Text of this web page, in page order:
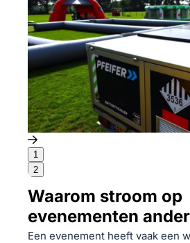
1
2
Waarom stroom op
evenementen
Een evenement heeft vaak een